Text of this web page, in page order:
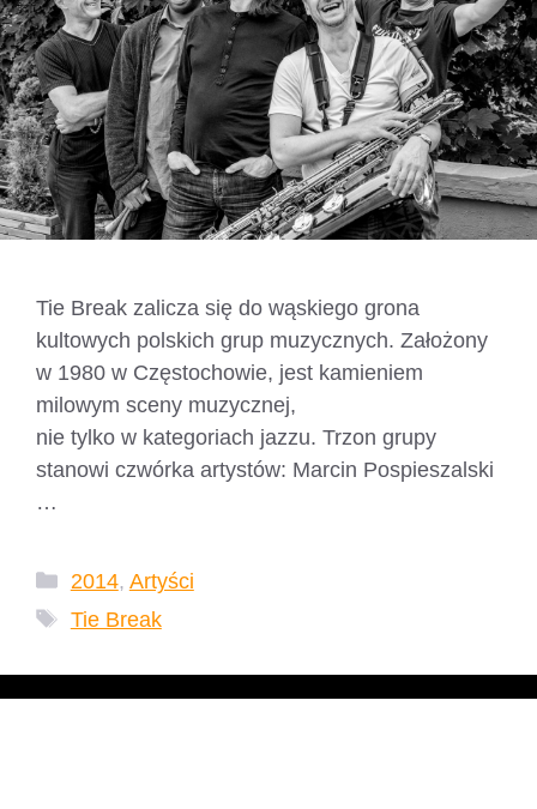
Tie Break zalicza się do wąskiego grona
kultowych polskich grup muzycznych. Założony
w 1980 w Częstochowie, jest kamieniem
milowym sceny muzycznej,
nie tylko w kategoriach jazzu. Trzon grupy
stanowi czwórka artystów: Marcin Pospieszalski
…
Kategorie
2014, Artyści
Tagi
Tie Break